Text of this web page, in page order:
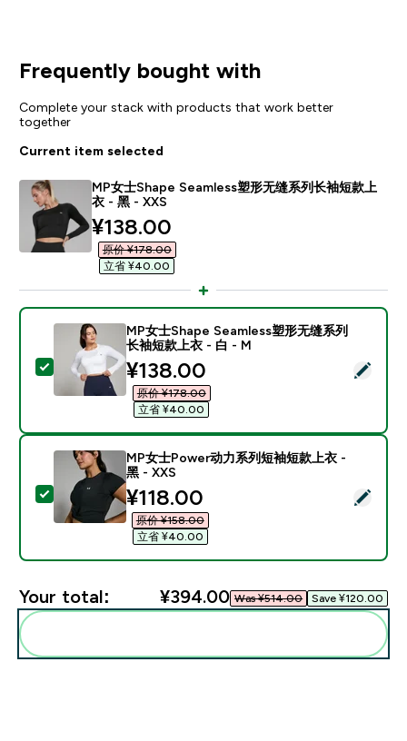
Frequently bought with
Complete your stack with products that work better
together
Current item selected
MP女士Shape Seamless塑形无缝系列长袖短款上
衣 - 黑 - XXS
discounted price
¥138.00‎
原价 ¥178.00‎
立省 ¥40.00‎
Select this product - MP女士Shape Seamless塑形无
MP女士Shape Seamless塑形无缝系列
长袖短款上衣 - 白 - M
discounted price
¥138.00‎
原价 ¥178.00‎
立省 ¥40.00‎
Select this product - MP女士Power动力系列短袖短款
MP女士Power动力系列短袖短款上衣 -
黑 - XXS
discounted price
¥118.00‎
原价 ¥158.00‎
立省 ¥40.00‎
Your total: ¥394.00‎ Was ¥514.00‎ Save ¥120.00‎